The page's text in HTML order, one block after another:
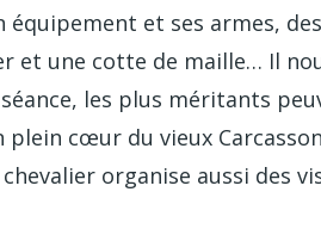
et ses armes,
et une cotte de maille… Il
les plus méritants
cœur du vieux
organise aussi des